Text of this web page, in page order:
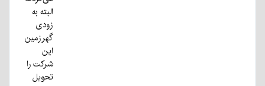
البته به
زودی
گهرزمین
این
شرکت را
تحویل